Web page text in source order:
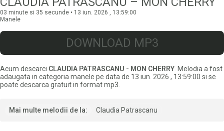
03 minute si 35 secunde • 13 iun. 2026 , 13:59:00
Manele
DOWNLOAD MP3
Acum descarci CLAUDIA PATRASCANU - MON CHERRY . Melodia a fost
adaugata in categoria manele pe data de 13 iun. 2026 , 13:59:00 si se
poate descarca gratuit in format mp3.
Mai multe melodii de la: Claudia Patrascanu